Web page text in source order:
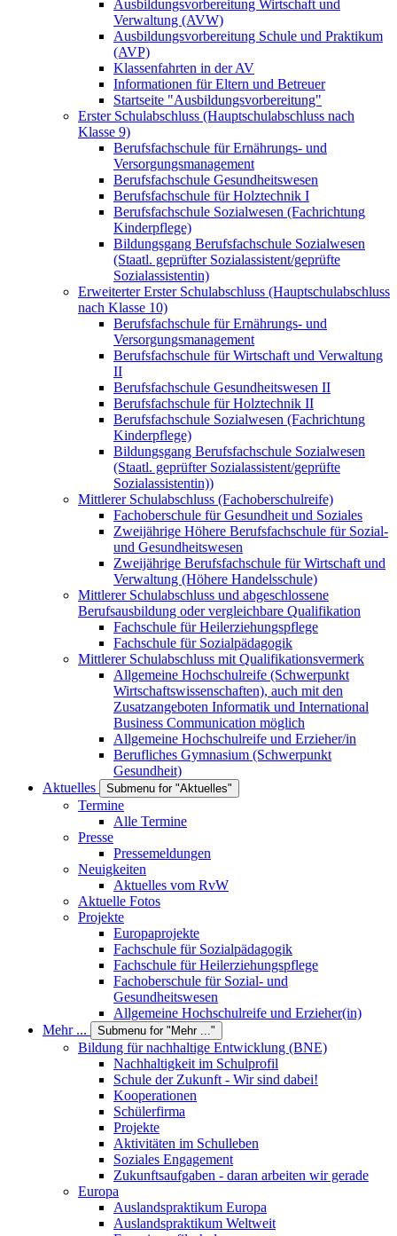
Ausbildungsvorbereitung Wirtschaft und
Verwaltung (AVW)
Ausbildungsvorbereitung Schule und Praktikum
(AVP)
Klassenfahrten in der AV
Informationen für Eltern und Betreuer
Startseite "Ausbildungsvorbereitung"
Erster Schulabschluss (Hauptschulabschluss nach
Klasse 9)
Berufsfachschule für Ernährungs- und
Versorgungsmanagement
Berufsfachschule Gesundheitswesen
Berufsfachschule für Holztechnik I
Berufsfachschule Sozialwesen (Fachrichtung
Kinderpflege)
Bildungsgang Berufsfachschule Sozialwesen
(Staatl. geprüfter Sozialassistent/geprüfte
Sozialassistentin)
Erweiterter Erster Schulabschluss (Hauptschulabschluss
nach Klasse 10)
Berufsfachschule für Ernährungs- und
Versorgungsmanagement
Berufsfachschule für Wirtschaft und Verwaltung
II
Berufsfachschule Gesundheitswesen II
Berufsfachschule für Holztechnik II
Berufsfachschule Sozialwesen (Fachrichtung
Kinderpflege)
Bildungsgang Berufsfachschule Sozialwesen
(Staatl. geprüfter Sozialassistent/geprüfte
Sozialassistentin))
Mittlerer Schulabschluss (Fachoberschulreife)
Fachoberschule für Gesundheit und Soziales
Zweijährige Höhere Berufsfachschule für Sozial-
und Gesundheitswesen
Zweijährige Berufsfachschule für Wirtschaft und
Verwaltung (Höhere Handelsschule)
Mittlerer Schulabschluss und abgeschlossene
Berufsausbildung oder vergleichbare Qualifikation
Fachschule für Heilerziehungspflege
Fachschule für Sozialpädagogik
Mittlerer Schulabschluss mit Qualifikationsvermerk
Allgemeine Hochschulreife (Schwerpunkt
Wirtschaftswissenschaften), auch mit den
Zusatzangeboten Informatik und International
Business Communication möglich
Allgemeine Hochschulreife und Erzieher/in
Berufliches Gymnasium (Schwerpunkt
Gesundheit)
Aktuelles
Submenu for "Aktuelles"
Termine
Alle Termine
Presse
Pressemeldungen
Neuigkeiten
Aktuelles vom RvW
Aktuelle Fotos
Projekte
Europaprojekte
Fachschule für Sozialpädagogik
Fachschule für Heilerziehungspflege
Fachoberschule für Sozial- und
Gesundheitswesen
Allgemeine Hochschulreife und Erzieher(in)
Mehr ...
Submenu for "Mehr ..."
Bildung für nachhaltige Entwicklung (BNE)
Nachhaltigkeit im Schulprofil
Schule der Zukunft - Wir sind dabei!
Kooperationen
Schülerfirma
Projekte
Aktivitäten im Schulleben
Soziales Engagement
Zukunftsaufgaben - daran arbeiten wir gerade
Europa
Auslandspraktikum Europa
Auslandspraktikum Weltweit